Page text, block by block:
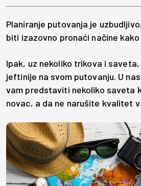
Planiranje putovanja je
biti izazovno pronaći načine
Ipak, uz nekoliko trikova i
jeftinije na svom putovanju. U
vam predstaviti nekoliko saveta
novac, a da ne narušite kvalitet